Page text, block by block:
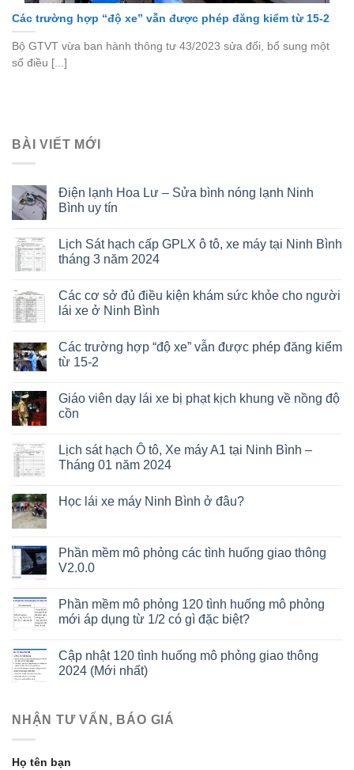
Các trường hợp “độ xe” vẫn được phép đăng kiểm từ 15-2
Bộ GTVT vừa ban hành thông tư 43/2023 sửa đổi, bổ sung một
số điều [...]
BÀI VIẾT MỚI
Điện lạnh Hoa Lư – Sửa bình nóng lạnh Ninh
Bình uy tín
Lịch Sát hạch cấp GPLX ô tô, xe máy tại Ninh Bình
tháng 3 năm 2024
Các cơ sở đủ điều kiện khám sức khỏe cho người
lái xe ở Ninh Bình
Các trường hợp “độ xe” vẫn được phép đăng kiểm
từ 15-2
Giáo viên dạy lái xe bị phạt kịch khung về nồng độ
cồn
Lịch sát hạch Ô tô, Xe máy A1 tại Ninh Bình –
Tháng 01 năm 2024
Học lái xe máy Ninh Bình ở đâu?
Phần mềm mô phỏng các tình huống giao thông
V2.0.0
Phần mềm mô phỏng 120 tình huống mô phỏng
mới áp dụng từ 1/2 có gì đặc biệt?
Cập nhật 120 tình huống mô phỏng giao thông
2024 (Mới nhất)
NHẬN TƯ VẤN, BÁO GIÁ
Họ tên bạn